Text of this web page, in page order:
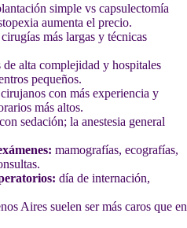
simple vs capsulectomía
aumenta el precio.
cirugías más largas y técnicas
de alta complejidad y hospitales
pequeños.
cirujanos con más experiencia y
más altos.
sedación; la anestesia general
mamografías, ecografías,
día de internación,
Aires suelen ser más caros que en